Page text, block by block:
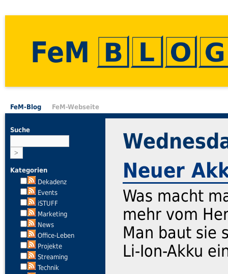
FeM
FeM-Blog FeM-Webseite
Suche
Kategorien
Dekadenz
Events
iSTUFF
Marketing
News
Office-Leben
Projekte
Streaming
Technik
Neuer
Was macht
mehr vom
Man baut sie
Li-Ion-Akku